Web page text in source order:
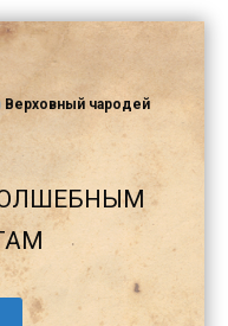
Верховный чародей